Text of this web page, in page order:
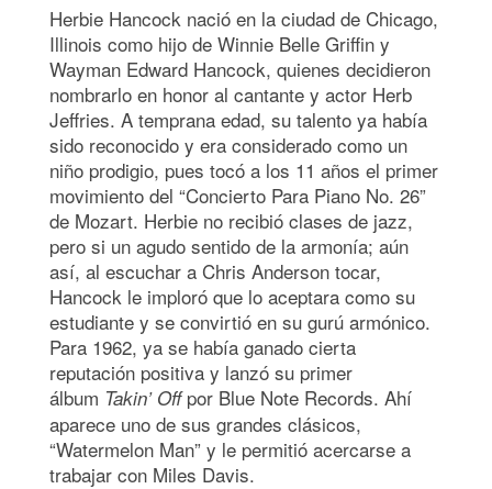
Herbie Hancock nació en la ciudad de Chicago,
Illinois como hijo de Winnie Belle Griffin y
Wayman Edward Hancock, quienes decidieron
nombrarlo en honor al cantante y actor Herb
Jeffries. A temprana edad, su talento ya había
sido reconocido y era considerado como un
niño prodigio, pues tocó a los 11 años el primer
movimiento del “Concierto Para Piano No. 26”
de Mozart. Herbie no recibió clases de jazz,
pero si un agudo sentido de la armonía; aún
así, al escuchar a Chris Anderson tocar,
Hancock le imploró que lo aceptara como su
estudiante y se convirtió en su gurú armónico.
Para 1962, ya se había ganado cierta
reputación positiva y lanzó su primer
álbum Takin’ Offpor Blue Note Records. Ahí
aparece uno de sus grandes clásicos,
“Watermelon Man” y le permitió acercarse a
trabajar con Miles Davis.